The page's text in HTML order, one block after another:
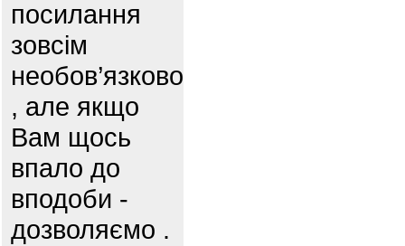
посилання
зовсім
необов’язково
, але якщо
Вам щось
впало до
вподоби -
дозволяємо .